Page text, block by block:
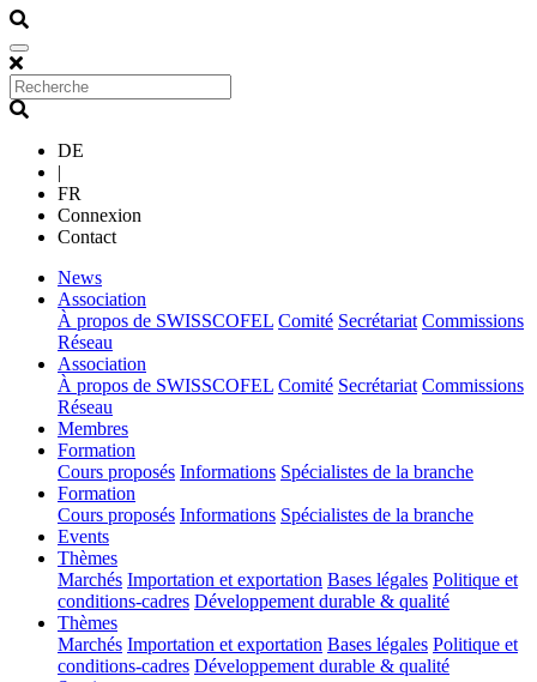
DE
|
FR
Connexion
Contact
News(current)
Association
À propos de SWISSCOFEL Comité Secrétariat Commissions
Réseau
Association
À propos de SWISSCOFEL Comité Secrétariat Commissions
Réseau
Membres(current)
Formation
Cours proposés Informations Spécialistes de la branche
Formation
Cours proposés Informations Spécialistes de la branche
Events(current)
Thèmes(current)
Marchés Importation et exportation Bases légales Politique et
conditions-cadres Développement durable & qualité
Thèmes(current)
Marchés Importation et exportation Bases légales Politique et
conditions-cadres Développement durable & qualité